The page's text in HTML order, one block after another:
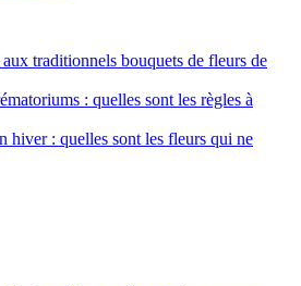
traditionnels bouquets de fleurs de
: quelles sont les règles à
hiver : quelles sont les fleurs qui ne